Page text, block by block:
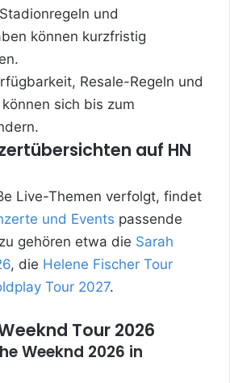
Stadionregeln und
können kurzfristig
Resale-Regeln und
sich bis zum
auf HN
Live-Themen verfolgt, findet
und Events passende
gehören etwa die Sarah
, die Helene Fischer Tour
Tour 2027.
Tour 2026
Weeknd 2026 in